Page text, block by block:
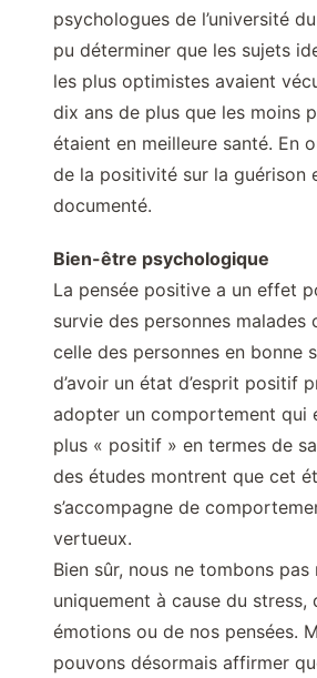
psychologues de l’université
pu déterminer que les sujets
les plus optimistes avaient
dix ans de plus que les moins
étaient en meilleure santé. En
de la positivité sur la guérison
documenté.
Bien-être psychologique
La pensée positive a un effet
survie des personnes malades
celle des personnes en bonne
d’avoir un état d’esprit positif
adopter un comportement qui
plus « positif » en termes de
des études montrent que cet
s’accompagne de
vertueux.
Bien sûr, nous ne tombons pas
uniquement à cause du stress,
émotions ou de nos pensées.
pouvons désormais affirmer